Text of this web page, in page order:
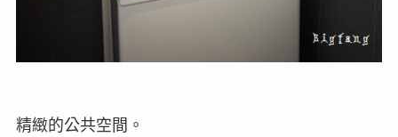
精緻的公共空間。